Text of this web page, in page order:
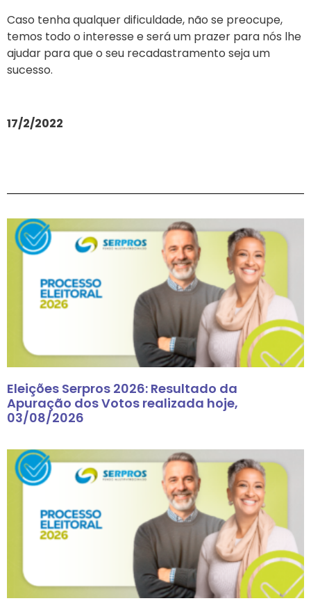
Caso tenha qualquer dificuldade, não se preocupe,
temos todo o interesse e será um prazer para nós lhe
ajudar para que o seu recadastramento seja um
sucesso.
17/2/2022
Eleições Serpros 2026: Resultado da
Apuração dos Votos realizada hoje,
03/08/2026